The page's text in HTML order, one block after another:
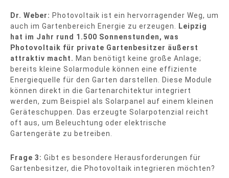
Dr. Weber: Photovoltaik ist ein hervorragender Weg, um
auch im Gartenbereich Energie zu erzeugen.
Leipzig
hat im Jahr rund 1.500 Sonnenstunden, was
Photovoltaik für private Gartenbesitzer äußerst
attraktiv macht. Man benötigt keine große Anlage;
bereits kleine Solarmodule können eine effiziente
Energiequelle für den Garten darstellen. Diese Module
können direkt in die Gartenarchitektur integriert
werden, zum Beispiel als Solarpanel auf einem kleinen
Geräteschuppen. Das erzeugte Solarpotenzial reicht
oft aus, um Beleuchtung oder elektrische
Gartengeräte zu betreiben.
Frage 3: Gibt es besondere Herausforderungen für
Gartenbesitzer, die Photovoltaik integrieren möchten?